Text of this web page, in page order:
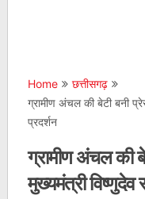
Home
छत्तीसगढ़
ग्रामीण अंचल की बेटी बनी
प्रदर्शन
ग्रामीण अंचल की
मुख्यमंत्री विष्णुदेव